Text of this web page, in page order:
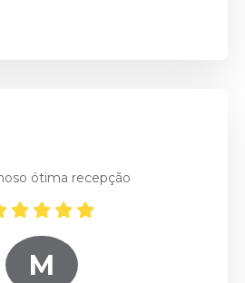
ótima recepção
M